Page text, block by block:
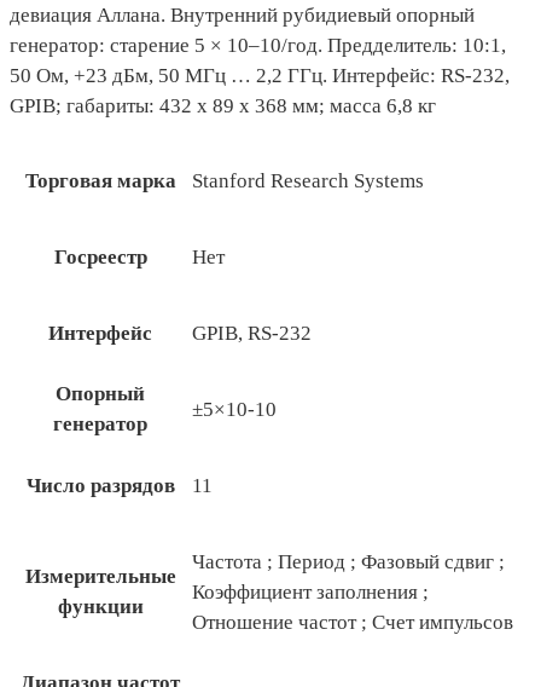
девиация Аллана. Внутренний рубидиевый опорный
генератор: старение 5 × 10–10/год. Предделитель: 10:1,
50 Ом, +23 дБм, 50 МГц … 2,2 ГГц. Интерфейс: RS-232,
GPIB; габариты: 432 х 89 х 368 мм; масса 6,8 кг
Торговая марка Stanford Research Systems
Госреестр Нет
Интерфейс GPIB, RS-232
Опорный
генератор
±5×10-10
Число разрядов 11
Измерительные
функции
Частота ; Период ; Фазовый сдвиг ;
Коэффициент заполнения ;
Отношение частот ; Счет импульсов